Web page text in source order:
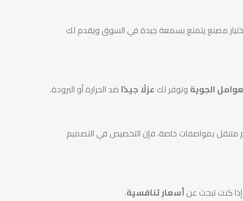
مصنع يتمتع بسمعة جيدة في السوق ويقدم لك
الجويةوتوفر لكعزلًا جيدًاضد الحرارة أو البرودة.
متنقل بمواصفات خاصة، فإن التخصيص في التصميم
إذا كنت تبحث عنأسعار تنافسية.